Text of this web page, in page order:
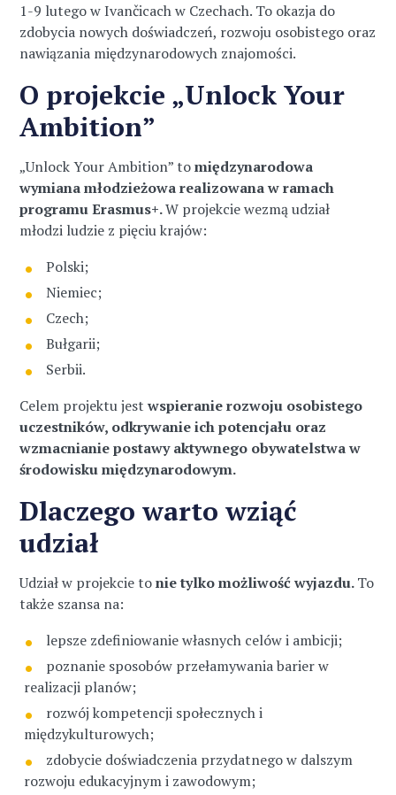
1-9 lutego w Ivančicach w Czechach. To okazja do
zdobycia nowych doświadczeń, rozwoju osobistego oraz
nawiązania międzynarodowych znajomości.
O projekcie „Unlock Your
Ambition”
„Unlock Your Ambition” tomiędzynarodowa
wymiana młodzieżowa realizowana w ramach
programu Erasmus+.W projekcie wezmą udział
młodzi ludzie z pięciu krajów:
Polski;
Niemiec;
Czech;
Bułgarii;
Serbii.
Celem projektu jestwspieranie rozwoju osobistego
uczestników, odkrywanie ich potencjału oraz
wzmacnianie postawy aktywnego obywatelstwa w
środowisku międzynarodowym.
Dlaczego warto wziąć
udział
Udział w projekcie tonie tylko możliwość wyjazdu.To
także szansa na:
lepsze zdefiniowanie własnych celów i ambicji;
poznanie sposobów przełamywania barier w
realizacji planów;
rozwój kompetencji społecznych i
międzykulturowych;
zdobycie doświadczenia przydatnego w dalszym
rozwoju edukacyjnym i zawodowym;